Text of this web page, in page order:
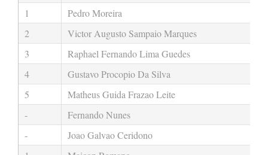
1
Pedro Moreira
2
Victor Augusto Sampaio Marques
3
Raphael Fernando Lima Guedes
4
Gustavo Procopio Da Silva
5
Matheus Guida Frazao Leite
-
Fernando Nunes
-
Joao Galvao Ceridono